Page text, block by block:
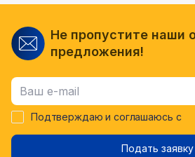
Не пропустите наши
предложения!
Подтверждаю и соглашаюсь с
Подать заявку